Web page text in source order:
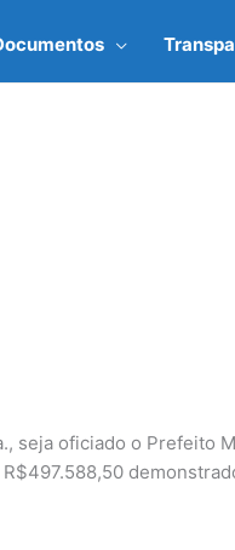
seja oficiado o Prefeito